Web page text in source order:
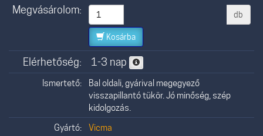
Megvásárolom:
db
Kosárba
Elérhetőség: 1-3 nap
Ismertető:
Bal oldali, gyárival megegyező
visszapillantó tükör. Jó minőség, szép
kidolgozás.
Gyártó:
Vicma